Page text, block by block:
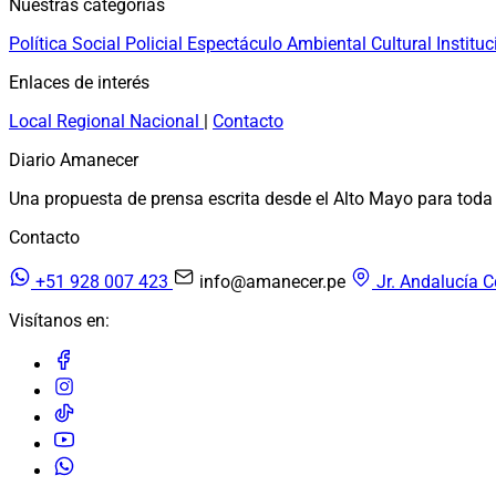
Nuestras categorías
Política Social Policial Espectáculo Ambiental Cultural
Enlaces de interés
Local Regional Nacional | Contacto
Diario Amanecer
Una propuesta de prensa escrita desde el Alto Mayo para
Contacto
+51 928 007 423 info@amanecer.pe
Jr. Andalucía
Visítanos en: